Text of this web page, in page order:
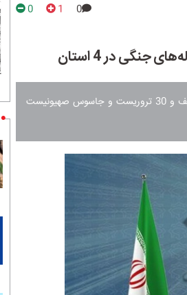
0
1
0
در عملیات مقتدرانه واجا در 4 استان، محموله‌های تسلیحاتی توقیف و 30 تروریست و جاسوس صهیونیست